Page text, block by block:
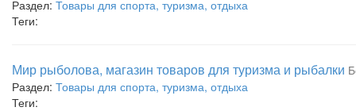
Раздел: Товары для спорта, туризма, отдыха
Теги:
Мир рыболова, магазин товаров для туризма и рыбалки
Раздел: Товары для спорта, туризма, отдыха
Теги: